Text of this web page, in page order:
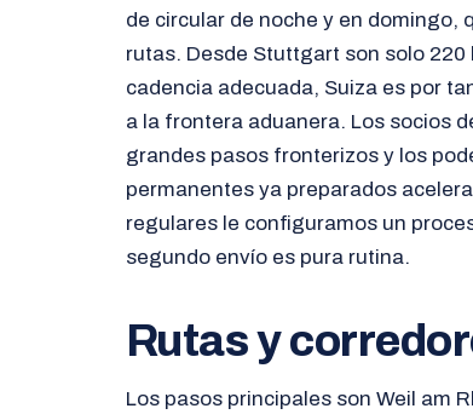
de circular de noche y en domingo,
rutas. Desde Stuttgart son solo
cadencia adecuada, Suiza es por
a la frontera aduanera. Los socios
grandes pasos fronterizos y los
permanentes ya preparados
regulares le configuramos un
segundo envío es pura rutina.
Rutas y
Los pasos principales son Weil am